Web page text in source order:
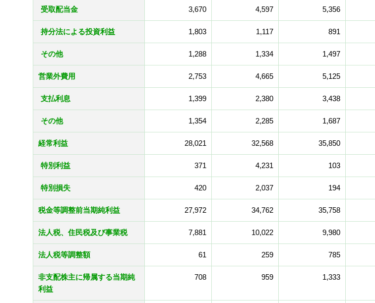
受取配当金 3,670 4,597 5,356
持分法による投資利益 1,803 1,117 891
その他 1,288 1,334 1,497
営業外費用 2,753 4,665 5,125
支払利息 1,399 2,380 3,438
その他 1,354 2,285 1,687
経常利益 28,021 32,568 35,850
特別利益 371 4,231 103
特別損失 420 2,037 194
税金等調整前当期純利益 27,972 34,762 35,758
法人税、住民税及び事業税 7,881 10,022 9,980
法人税等調整額 61 259 785
非支配株主に帰属する当期純
利益
708 959 1,333